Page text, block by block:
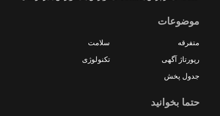
موضوعات
متفرقه سلامت
رپورتاژ آگهی تکنولوژی
جدول پخش
حتما بخوانید